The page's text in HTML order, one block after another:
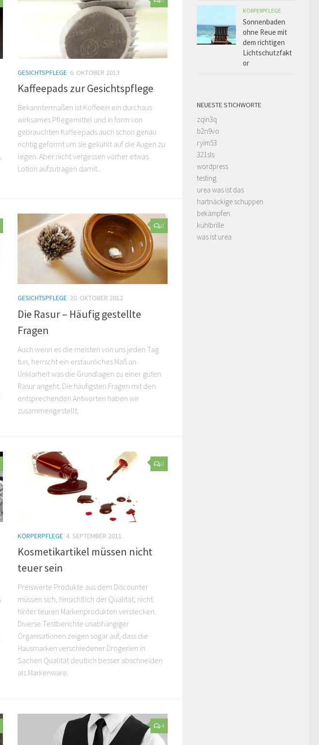
GESICHTSPFLEGE 6. OKTOBER 2013
Bekanntermaßen ist Koffeein ein durchaus
wirksames Pflegemittel und in form von
gebrauchten Kaffeepads auch schon genau
richtig geformt um sie gekühlt auf die Augen zu
legen. Aber nicht vergessen vorher etwas
GESICHTSPFLEGE 20. OKTOBER 2012
Die Rasur – Häufig gestellte
Auch wenn es die meisten von uns jeden Tag
tun, herrscht ein erstaunliches Maß an
Unklarheit was die Grundlagen zu einer guten
Rasur angeht. Die häufigsten Fragen mit den
entsprechenden Antworten haben wir
KÖRPERPFLEGE 4. SEPTEMBER 2011
Kosmetikartikel müssen nicht
Preiswerte Produkte aus dem Discounter
müssen sich, hinsichtlich der Qualität, nicht
hinter teuren Markenprodukten verstecken.
Diverse Testberichte unabhängiger
Organisationen zeigen sogar auf, dass die
Hausmarken verschiedener Drogerien in
Sachen Qualität deutlich besser abschneiden
4
KÖRPERPFLEGE
Sonnenbaden
ohne Reue mit
dem richtigen
Lichtschutzfakt
or
NEUESTE STICHWORTE
zqin3q
b2n9vo
ryim53
321sls
wordpress
testing
urea was ist das
hartnäckige schuppen
bekämpfen
kühlbrille
was ist urea